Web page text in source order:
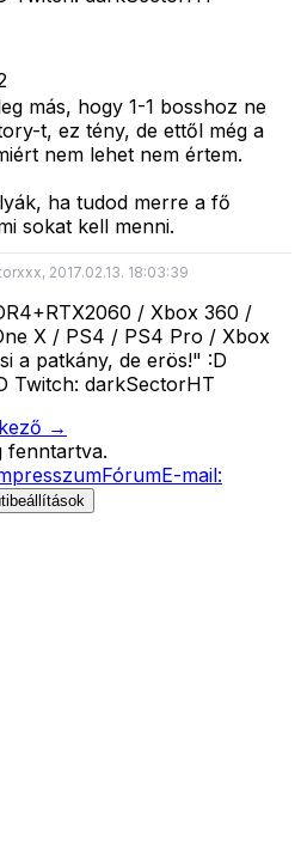
más, hogy 1-1 bosshoz ne
t, ez tény, de ettől még a
nem lehet nem értem.
ha tudod merre a fő
sokat kell menni.
2017.02.13. 18:03:39
/ Xbox 360 /
X / PS4 / PS4 Pro / Xbox
a patkány, de erös!" :D
Twitch: darkSectorHT
→
fenntartva.
FórumE-mail: